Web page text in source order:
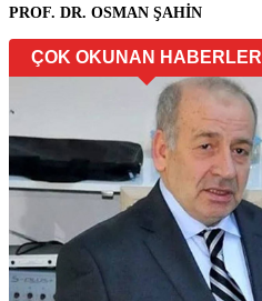
PROF. DR. OSMAN ŞAHİN
ÇOK OKUNAN HABERLER